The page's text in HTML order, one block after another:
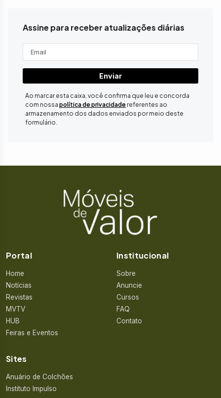
Assine para receber atualizações diárias
Enviar
Ao marcar esta caixa, você confirma que leu e concorda
com nossa política de privacidade referentes ao
armazenamento dos dados enviados por meio deste
formulário.
Portal
Home
Notícias
Revistas
MVTV
HUB
Feiras e Eventos
Institucional
Sobre
Anuncie
Cursos
FAQ
Contato
Sites
Anuário de Colchões
Instituto Impulso